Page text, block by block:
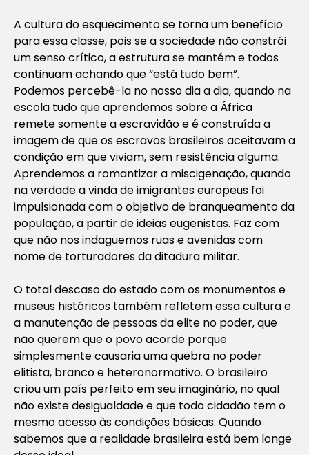
A cultura do esquecimento se torna um benefício
para essa classe, pois se a sociedade não constrói
um senso crítico, a estrutura se mantém e todos
continuam achando que “está tudo bem”.
Podemos percebê-la no nosso dia a dia, quando na
escola tudo que aprendemos sobre a África
remete somente a escravidão e é construída a
imagem de que os escravos brasileiros aceitavam a
condição em que viviam, sem resistência alguma.
Aprendemos a romantizar a miscigenação, quando
na verdade a vinda de imigrantes europeus foi
impulsionada com o objetivo de branqueamento da
população, a partir de ideias eugenistas. Faz com
que não nos indaguemos ruas e avenidas com
nome de torturadores da ditadura militar.
O total descaso do estado com os monumentos e
museus históricos também refletem essa cultura e
a manutenção de pessoas da elite no poder, que
não querem que o povo acorde porque
simplesmente causaria uma quebra no poder
elitista, branco e heteronormativo. O brasileiro
criou um país perfeito em seu imaginário, no qual
não existe desigualdade e que todo cidadão tem o
mesmo acesso às condições básicas. Quando
sabemos que a realidade brasileira está bem longe